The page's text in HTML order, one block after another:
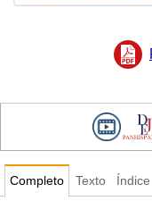
Completo Texto Índice